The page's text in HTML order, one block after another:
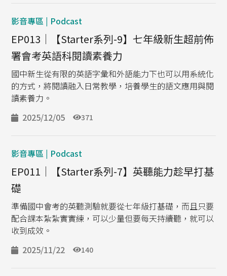
影音專區 | Podcast
EP013｜【Starter系列-9】七年級新生超前佈
署會考英語科閱讀素養力
國中新生從有限的英語字彙和外語能力下也可以用系統化
的方式，將閱讀融入日常教學，培養學生的語文應用與閱
讀素養力。
2025/12/05
371
影音專區 | Podcast
EP011｜【Starter系列-7】英聽能力趁早打基
礎
準備國中會考的英聽測驗就要從七年級打基礎，而且只要
配合課本紮紮實實練，可以少量但要每天持續聽，就可以
收到成效。
2025/11/22
140